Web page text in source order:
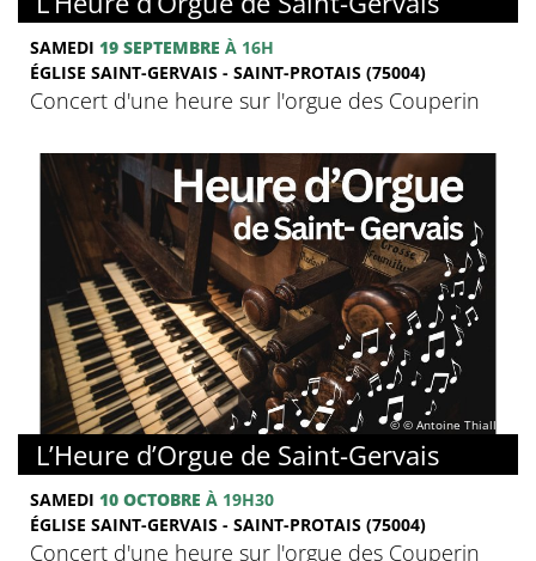
SAMEDI 19 SEPTEMBRE À 16H
ÉGLISE SAINT-GERVAIS - SAINT-PROTAIS (75004)
Concert d'une heure sur l'orgue des Couperin
© © Antoine Thiallier
L’Heure d’Orgue de Saint-Gervais
SAMEDI 10 OCTOBRE À 19H30
ÉGLISE SAINT-GERVAIS - SAINT-PROTAIS (75004)
Concert d'une heure sur l'orgue des Couperin